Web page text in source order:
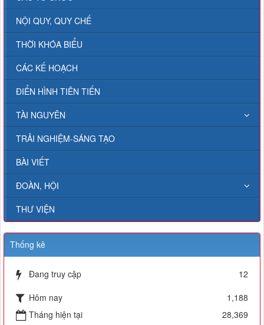
NỘI QUY, QUY CHẾ
THỜI KHÓA BIỂU
CÁC KẾ HOẠCH
ĐIỂN HÌNH TIÊN TIẾN
TÀI NGUYÊN
TRẢI NGHIỆM-SÁNG TẠO
BÀI VIẾT
ĐOÀN, HỘI
THƯ VIỆN
Thống kê
Đang truy cập
12
Hôm nay
1,188
Tháng hiện tại
28,369